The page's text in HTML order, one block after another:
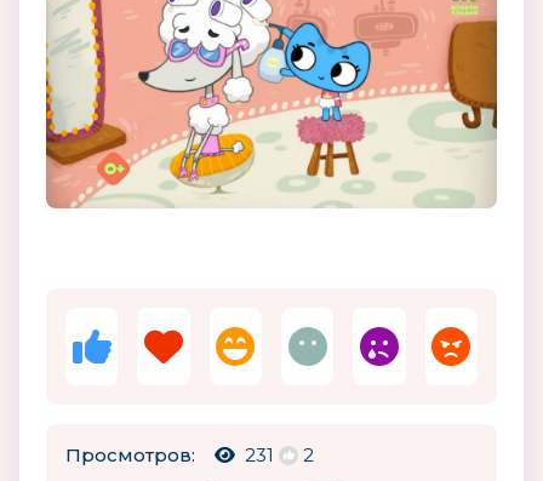
Просмотров: 231
2